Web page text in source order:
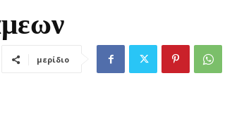
μερίδιο